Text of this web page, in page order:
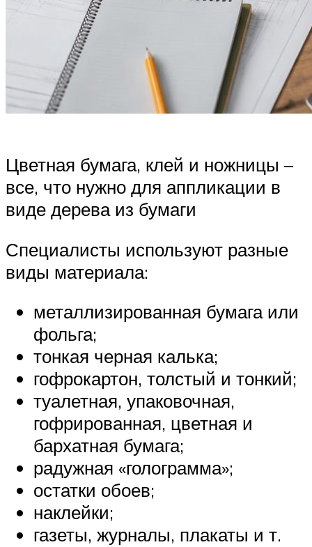
Цветная бумага, клей и ножницы –
все, что нужно для аппликации в
виде дерева из бумаги
Специалисты используют разные
виды материала:
металлизированная бумага или
фольга;
тонкая черная калька;
гофрокартон, толстый и тонкий;
туалетная, упаковочная,
гофрированная, цветная и
бархатная бумага;
радужная «голограмма»;
остатки обоев;
наклейки;
газеты, журналы, плакаты и т.